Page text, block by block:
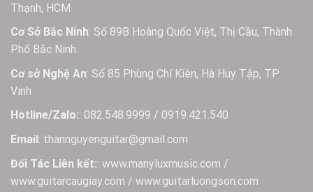
Thạnh, HCM
Cơ Sở Bắc Ninh: Số 89B Hoàng Quốc Việt, Thị Cầu, Thành
Phố Bắc Ninh
Cơ sở Nghệ An: Số 85 Phùng Chí Kiên, Hà Huy Tập, TP
Vinh
Hotline/Zalo:: 082.548.9999 / 0919.421.540
Email: thannguyenguitar@gmail.com
Đối Tác Liên kết:: www.manyluxmusic.com /
www.guitarcaugiay.com / www.guitarluongson.com